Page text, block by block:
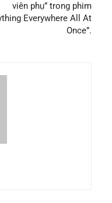
viên phụ” trong phim
Everywhere All At
Once”.